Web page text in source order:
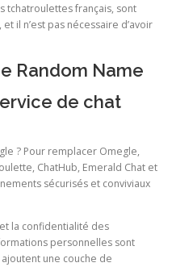
tchatroulettes français, sont
il n’est pas nécessaire d’avoir
Random Name
de chat
? Pour remplacer Omegle,
ChatHub, Emerald Chat et
sécurisés et conviviaux
la confidentialité des
personnelles sont
une couche de